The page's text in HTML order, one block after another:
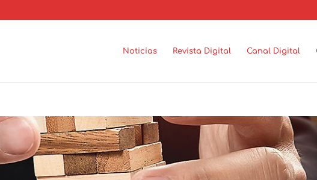
Noticias Revista Digital Canal Digital